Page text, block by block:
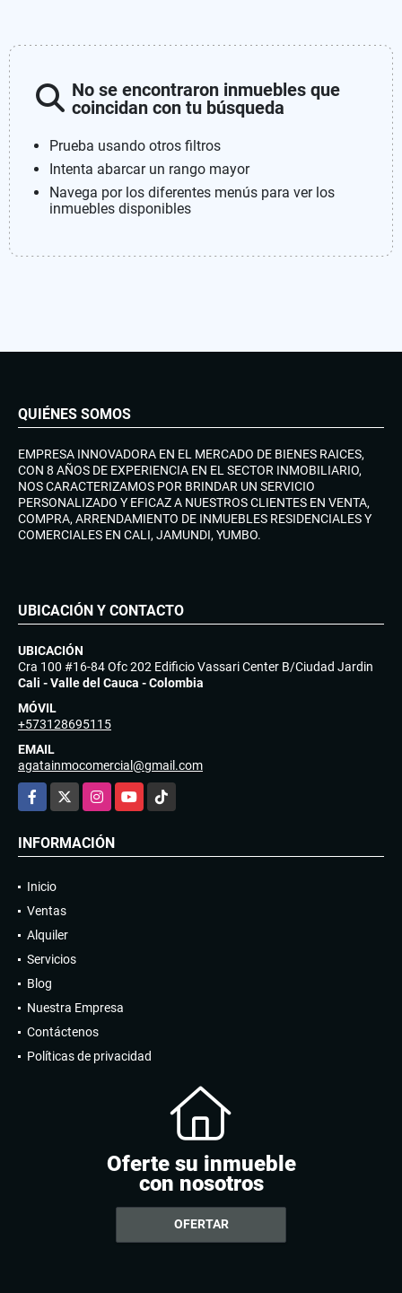
No se encontraron inmuebles que
coincidan con tu búsqueda
Prueba usando otros filtros
Intenta abarcar un rango mayor
Navega por los diferentes menús para ver los
inmuebles disponibles
QUIÉNES SOMOS
EMPRESA INNOVADORA EN EL MERCADO DE BIENES RAICES,
CON 8 AÑOS DE EXPERIENCIA EN EL SECTOR INMOBILIARIO,
NOS CARACTERIZAMOS POR BRINDAR UN SERVICIO
PERSONALIZADO Y EFICAZ A NUESTROS CLIENTES EN VENTA,
COMPRA, ARRENDAMIENTO DE INMUEBLES RESIDENCIALES Y
COMERCIALES EN CALI, JAMUNDI, YUMBO.
UBICACIÓN Y CONTACTO
UBICACIÓN
Cra 100 #16-84 Ofc 202 Edificio Vassari Center B/Ciudad Jardin
Cali - Valle del Cauca - Colombia
MÓVIL
+573128695115
EMAIL
agatainmocomercial@gmail.com
Facebook
InstagramYouTubeTikTok
INFORMACIÓN
Inicio
Ventas
Alquiler
Servicios
Blog
Nuestra Empresa
Contáctenos
Políticas de privacidad
Oferte su inmueble
con nosotros
OFERTAR